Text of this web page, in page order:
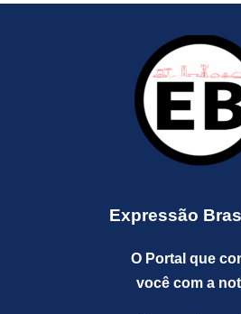
Expressão
O Portal que
você com a